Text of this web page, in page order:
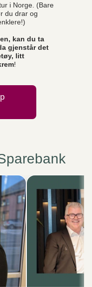
i Norge. (Bare
du drar og
kan du ta
gjenstår det
litt
!